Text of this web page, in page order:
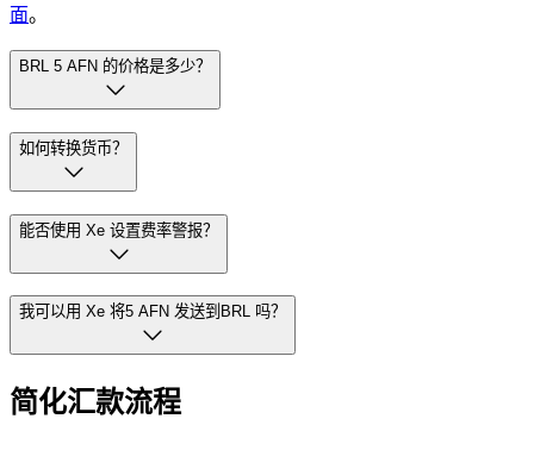
面。
BRL 5 AFN 的价格是多少？
如何转换货币？
能否使用 Xe 设置费率警报？
我可以用 Xe 将5 AFN 发送到BRL 吗？
简化汇款流程